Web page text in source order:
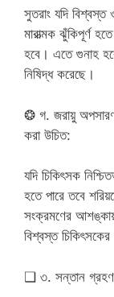
সুতরাং যদি বিশ্বস্ত
মারাত্মক ঝুঁকিপূর্ণ
হবে। এতে গুনাহ
নিষিদ্ধ করেছে।
❂ গ. জরায়ু অপসারণ
করা উচিত:
যদি চিকিৎসক
হতে পারে তবে
সংক্রমণের
বিশ্বস্ত
❑ ৩. সন্তান গ্রহণ